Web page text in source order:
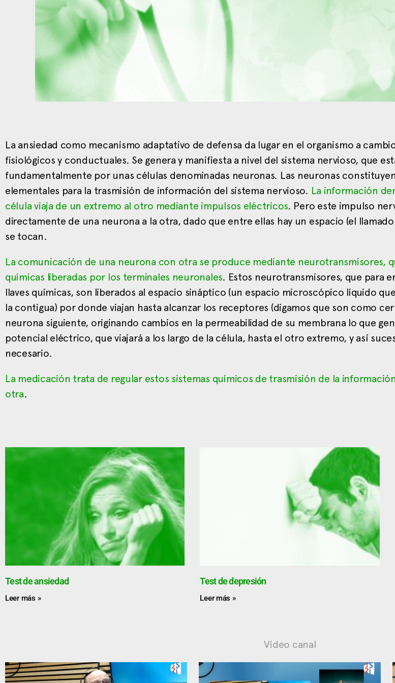
La ansiedad como mecanismo adaptativo de defensa da lugar en el organismo a
fisiológicos y conductuales. Se genera y manifiesta a nivel del sistema nervioso, que
fundamentalmente por unas células denominadas neuronas. Las neuronas
elementales para la trasmisión de información del sistema nervioso. La información
célula viaja de un extremo al otro mediante impulsos eléctricos. Pero este impulso
directamente de una neurona a la otra, dado que entre ellas hay un espacio (el
se tocan.
La comunicación de una neurona con otra se produce mediante neurotransmisores,
químicas liberadas por los terminales neuronales. Estos neurotransmisores, que para
llaves químicas, son liberados al espacio sináptico (un espacio microscópico líquido
la contigua) por donde viajan hasta alcanzar los receptores (digamos que son como
neurona siguiente, originando cambios en la permeabilidad de su membrana lo que
potencial eléctrico, que viajará a los largo de la célula, hasta el otro extremo, y así
necesario.
La medicación trata de regular estos sistemas químicos de trasmisión de la
otra.
Test de ansiedad
Leer más »
Test de depresión
Leer más »
Vídeo canal